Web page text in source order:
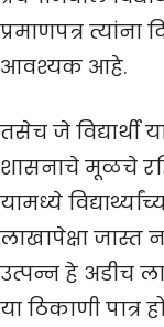
प्रमाणपत्र
आवश्यक आहे.
तसेच जे विद्यार्थी
शासनाचे मूळचे
यामध्ये
लाखापेक्षा जास्त
उत्पन्न हे अडीच
या ठिकाणी पात्र